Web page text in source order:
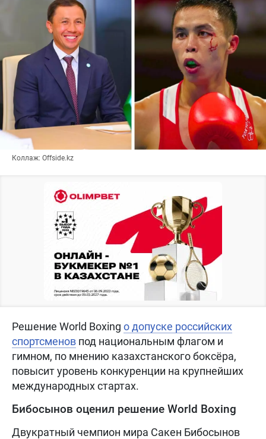
Коллаж: Offside.kz
Решение World Boxing о допуске российских
спортсменов под национальным флагом и
гимном, по мнению казахстанского боксёра,
повысит уровень конкуренции на крупнейших
международных стартах.
Бибосынов оценил решение World Boxing
Двукратный чемпион мира Сакен Бибосынов